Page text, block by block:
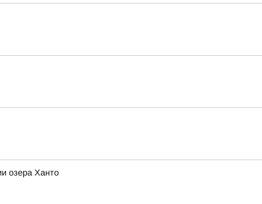
озера Ханто